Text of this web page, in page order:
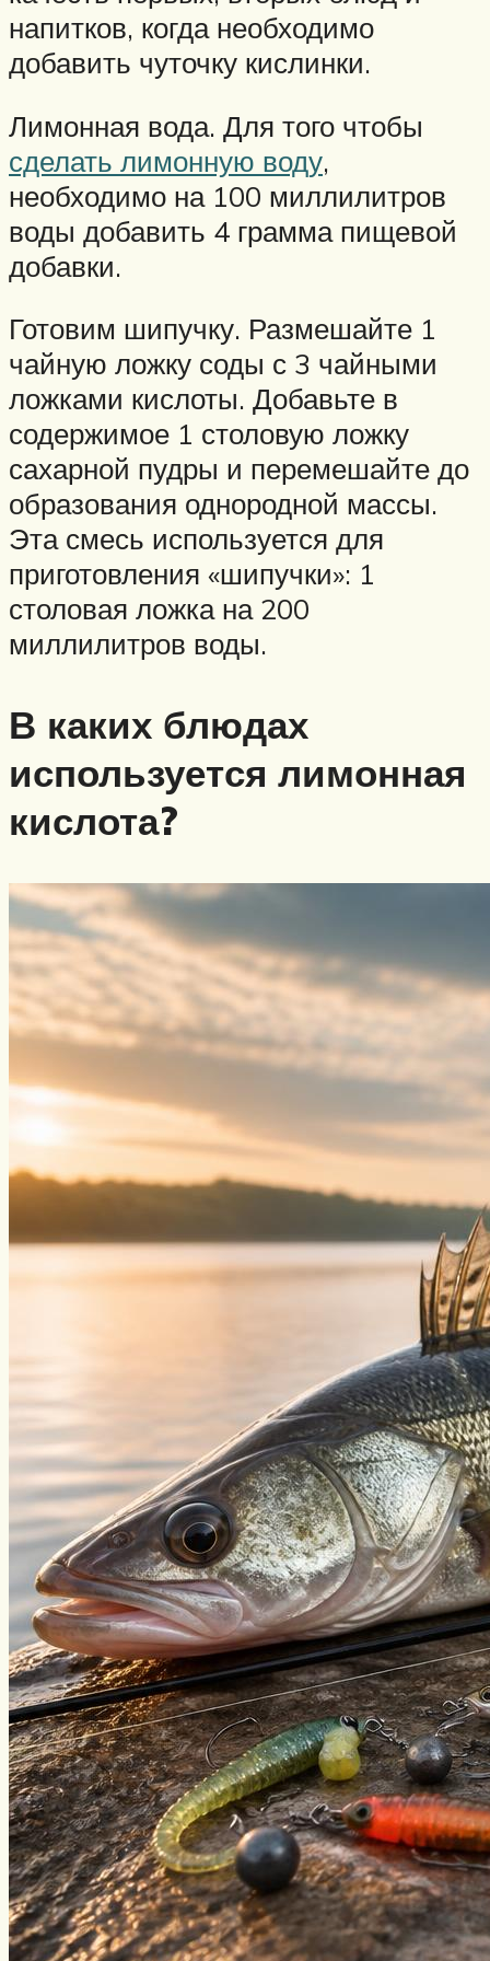
напитков, когда необходимо
добавить чуточку кислинки.
Лимонная вода. Для того чтобы
сделать лимонную воду,
необходимо на 100 миллилитров
воды добавить 4 грамма пищевой
добавки.
Готовим шипучку. Размешайте 1
чайную ложку соды с 3 чайными
ложками кислоты. Добавьте в
содержимое 1 столовую ложку
сахарной пудры и перемешайте до
образования однородной массы.
Эта смесь используется для
приготовления «шипучки»: 1
столовая ложка на 200
миллилитров воды.
В каких блюдах
используется лимонная
кислота?